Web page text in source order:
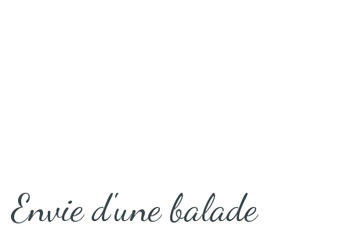
Envie d'une balade